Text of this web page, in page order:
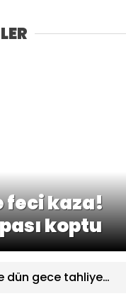
feci kaza!
koptu
dün gece tahliye